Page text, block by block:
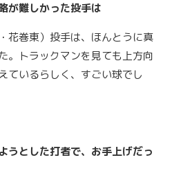
が難しかった投手は
花巻東）投手は、ほんとうに真
。トラックマンを見ても上方向
ているらしく、すごい球でし
うとした打者で、お手上げだっ